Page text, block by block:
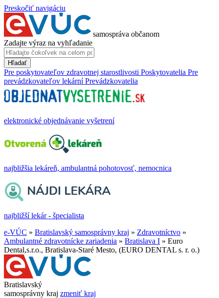
Preskočiť navigáciu
samospráva občanom
Zadajte výraz na vyhľadanie
Hľadať
Pre poskytovateľov zdravotnej starostlivosti Poskytovatelia Pre
prevádzkovateľov lekární Prevádzkovatelia
elektronické objednávanie vyšetrení
najbližšia lekáreň, ambulantná pohotovosť, nemocnica
najbližší lekár - špecialista
e-VÚC » Bratislavský samosprávny kraj » Zdravotníctvo »
Ambulantné zdravotnícke zariadenia » Bratislava I » Euro
Dental,s.r.o., Bratislava-Staré Mesto, (EURO DENTAL s. r. o.)
Bratislavský
samosprávny kraj zmeniť kraj